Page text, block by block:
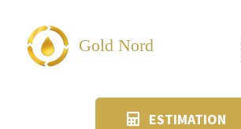
contenu
Gold Nord
ESTIMATION